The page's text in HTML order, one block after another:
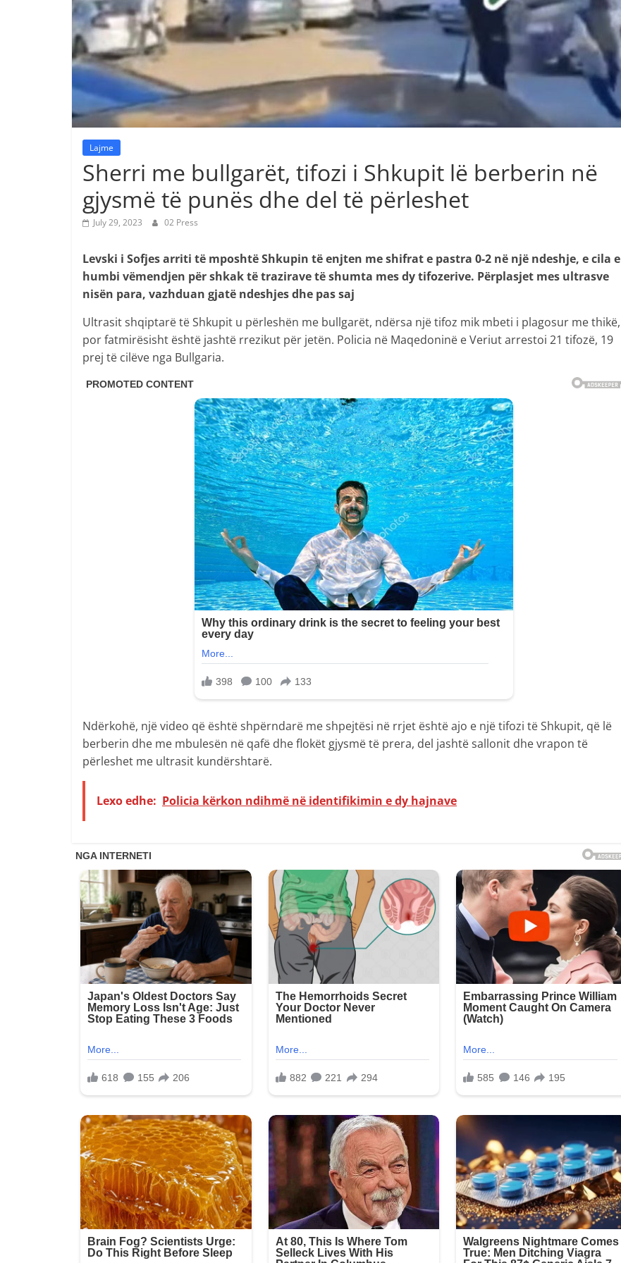
Lajme
Sherri me bullgarët, tifozi i Shkupit lë berberin në
gjysmë të punës dhe del të përleshet
July 29, 2023 02 Press
Levski i Sofjes arriti të mposhtë Shkupin të enjten me shifrat e pastra 0-2 në një ndeshje, e cila e
humbi vëmendjen për shkak të trazirave të shumta mes dy tifozerive. Përplasjet mes ultrasve
nisën para, vazhduan gjatë ndeshjes dhe pas saj
Ultrasit shqiptarë të Shkupit u përleshën me bullgarët, ndërsa një tifoz mik mbeti i plagosur me thikë,
por fatmirësisht është jashtë rrezikut për jetën. Policia në Maqedoninë e Veriut arrestoi 21 tifozë, 19
prej të cilëve nga Bullgaria.
Ndërkohë, një video që është shpërndarë me shpejtësi në rrjet është ajo e një tifozi të Shkupit, që lë
berberin dhe me mbulesën në qafë dhe flokët gjysmë të prera, del jashtë sallonit dhe vrapon të
përleshet me ultrasit kundërshtarë.
Lexo edhe: Policia kërkon ndihmë në identifikimin e dy hajnave